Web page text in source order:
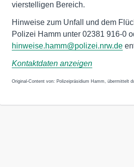
vierstelligen Bereich.
Hinweise zum Unfall und dem
Polizei Hamm unter 02381 916-0
hinweise.hamm@polizei.nrw.de
Kontaktdaten anzeigen
Original-Content von: Polizeipräsidium Hamm, übermittelt